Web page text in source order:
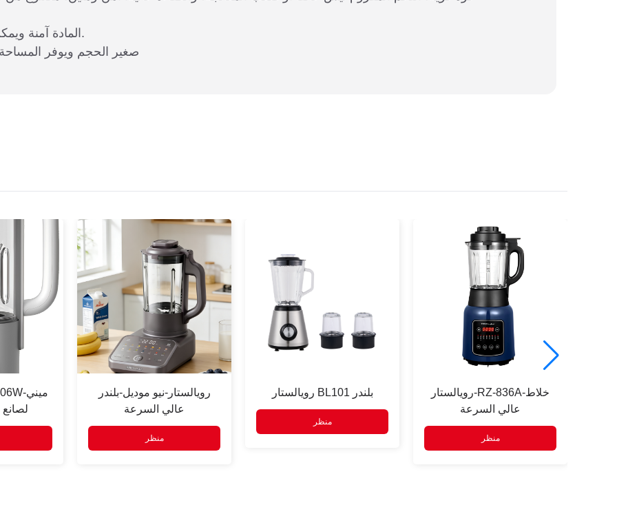
5. المادة آمنة ويمكن استخدامها أيضا كطعام مكمل للطفل.
6. صغير الحجم ويوفر
رويالستار-نيو موديل-بلندر
عالي السرعة
منظر
رويالستار BL101 بلندر
منظر
رويالستار-RZ-836A-خلاط
عالي السرعة
منظر